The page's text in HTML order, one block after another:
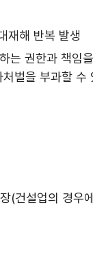
재해 반복 발생
는 권한과 책
벌을 부과할
건설업의 경우